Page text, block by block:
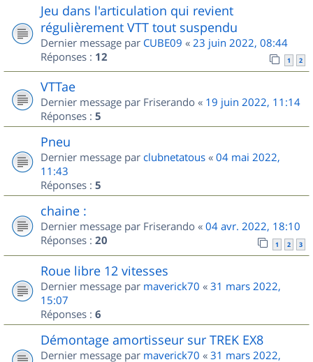
Jeu dans l'articulation qui revient
régulièrement VTT tout suspendu
Dernier message par CUBE09 « 23 juin 2022, 08:44
Réponses : 12 1 2
VTTae
Dernier message par Friserando « 19 juin 2022, 11:14
Réponses : 5
Pneu
Dernier message par clubnetatous « 04 mai 2022,
11:43
Réponses : 5
chaine :
Dernier message par Friserando « 04 avr. 2022, 18:10
Réponses : 20 1 2 3
Roue libre 12 vitesses
Dernier message par maverick70 « 31 mars 2022,
15:07
Réponses : 6
Démontage amortisseur sur TREK EX8
Dernier message par maverick70 « 31 mars 2022,